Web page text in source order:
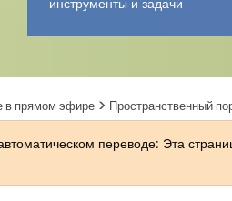
в прямом эфире Пространственный
переводе: Эта